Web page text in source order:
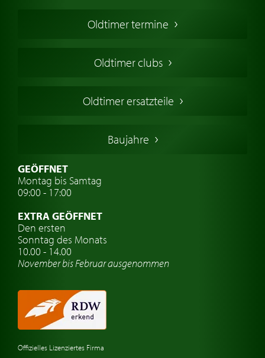
Oldtimers in Europa
Englische Oldtimer
Deutsche Oldtimer
Schwedische Oldtimer
Oldtimer mit h-kennzeichen
Auto Oldtimer Markt
Oldtimer-Versicherung
Oldtimer-Clubs
Oldtimer-Reisen
Automarken uhren
Oldtimer termine
Oldtimer clubs
Oldtimer ersatzteile
Baujahre
GEÖFFNET
Montag bis Samtag
09:00 - 17:00
EXTRA GEÖFFNET
Den ersten
Sonntag des Monats
10.00 - 14.00
November bis Februar ausgenommen
Offizielles Lizenziertes Firma